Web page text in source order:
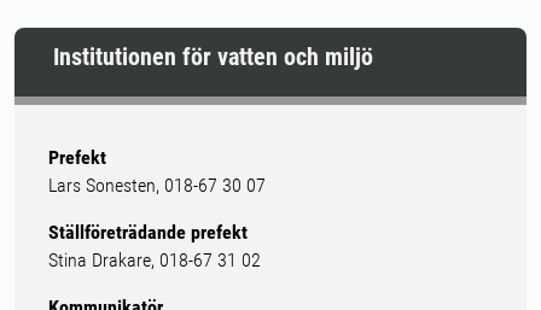
Institutionen för vatten och miljö
Prefekt
Lars Sonesten, 018-67 30 07
Ställföreträdande prefekt
Stina Drakare, 018-67 31 02